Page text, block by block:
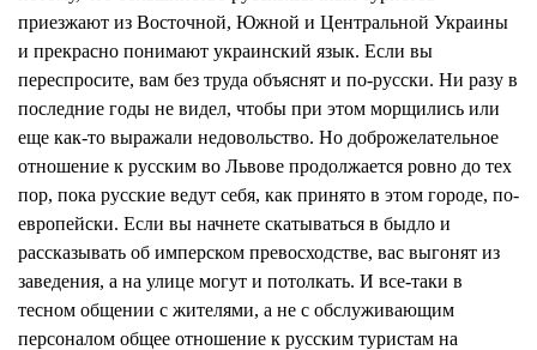
приезжают из Восточной, Южной и Центральной Украины
и прекрасно понимают украинский язык. Если вы
переспросите, вам без труда объяснят и по-русски. Ни разу в
последние годы не видел, чтобы при этом морщились или
еще как-то выражали недовольство. Но доброжелательное
отношение к русским во Львове продолжается ровно до тех
пор, пока русские ведут себя, как принято в этом городе, по-
европейски. Если вы начнете скатываться в быдло и
рассказывать об имперском превосходстве, вас выгонят из
заведения, а на улице могут и потолкать. И все-таки в
тесном общении с жителями, а не с обслуживающим
персоналом общее отношение к русским туристам на